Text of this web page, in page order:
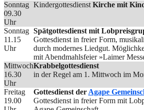
Sonntag
09.30
Uhr
KindergottesdienstKirche mit
Sonntag
11.15
Uhr
Spätgottesdienst mit
Gottesdienst in freier Form,
durch modernes Liedgut.
mit Abendmahlsfeier »Laimer
Mittwoch
16.30
Uhr
Krabbelgottesdienst
in der Regel am 1. Mittwoch im
Freitag
19.00
Gottesdienst derAgape
Gottesdienst in freier Form mit